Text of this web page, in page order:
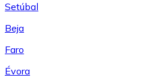
Setúbal
Beja
Faro
Évora